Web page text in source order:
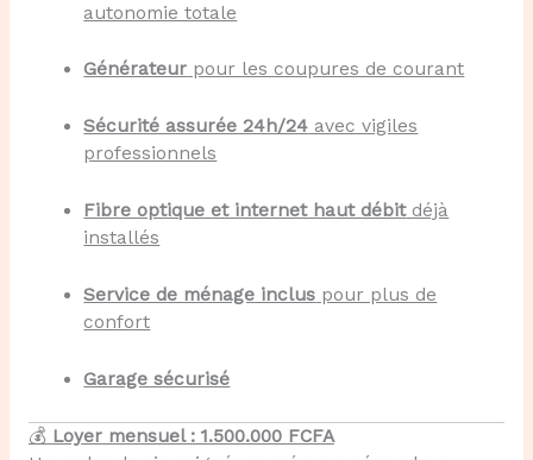
autonomie totale
Générateur pour les coupures de courant
Sécurité assurée 24h/24 avec vigiles
professionnels
Fibre optique et internet haut débitdéjà
installés
Service de ménage inclus pour plus de
confort
Garage sécurisé
💰 Loyer mensuel : 1.500.000 FCFA